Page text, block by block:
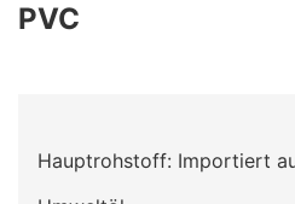
PVC
Hauptrohstoff: Importiert